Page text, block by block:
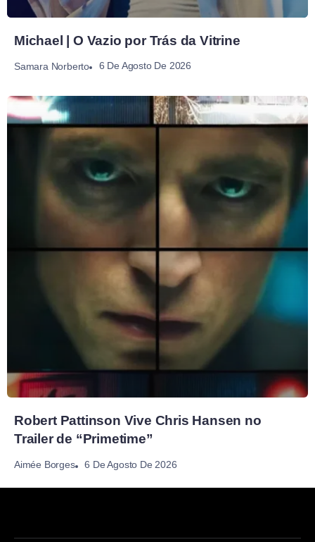
Michael | O Vazio por Trás da Vitrine
Samara Norberto 6 De Agosto De 2026
Robert Pattinson Vive Chris Hansen no
Trailer de “Primetime”
Aimée Borges 6 De Agosto De 2026